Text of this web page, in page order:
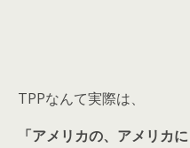
TPPなんて実際は、
「アメリカの、アメリカ